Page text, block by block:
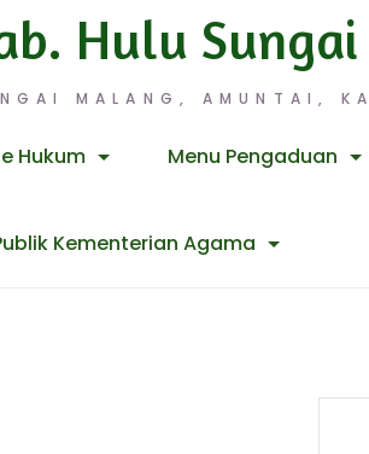
MALANG, AMUNTAI,
Hulu
Hukum Menu Pengaduan
Kementerian Agama